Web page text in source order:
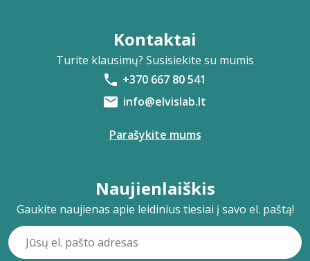
Kontaktai
Turite klausimų? Susisiekite su mumis
+370 667 80 541
info@elvislab.lt
Parašykite mums
Naujienlaiškis
Gaukite naujienas apie leidinius tiesiai į savo el. paštą!